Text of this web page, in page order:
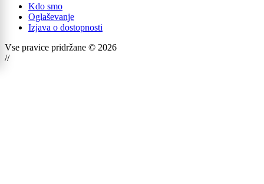
Kdo smo
Oglaševanje
Izjava o dostopnosti
Vse pravice pridržane © 2026
//